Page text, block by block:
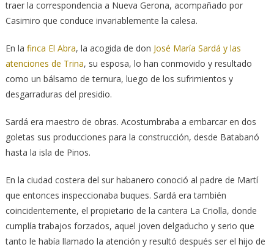
traer la correspondencia a Nueva Gerona, acompañado por
Casimiro que conduce invariablemente la calesa.
En la finca El Abra, la acogida de don José María Sardá y las
atenciones de Trina, su esposa, lo han conmovido y resultado
como un bálsamo de ternura, luego de los sufrimientos y
desgarraduras del presidio.
Sardá era maestro de obras. Acostumbraba a embarcar en dos
goletas sus producciones para la construcción, desde Batabanó
hasta la isla de Pinos.
En la ciudad costera del sur habanero conoció al padre de Martí
que entonces inspeccionaba buques. Sardá era también
coincidentemente, el propietario de la cantera La Criolla, donde
cumplía trabajos forzados, aquel joven delgaducho y serio que
tanto le había llamado la atención y resultó después ser el hijo de